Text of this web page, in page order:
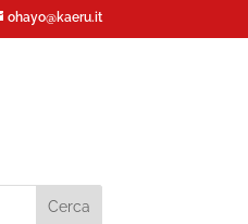
ohayo@kaeru.it